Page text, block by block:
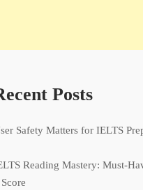
Posts
Safety Matters for IELTS
Reading Mastery: Must-